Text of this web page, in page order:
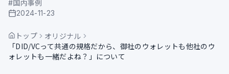
#国内事例
公開日
2024-11-23
トップ
オリジナル
「DID/VCって共通の規格だから、御社のウォレットも他社のウ
ォレットも一緒だよね？」について